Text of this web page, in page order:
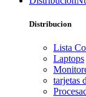
Distribucion
Lista
Laptops
tarjetas